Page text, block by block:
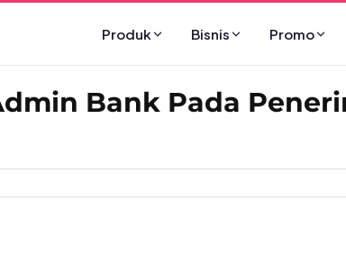
Produk Bisnis Promo
Bank Pada